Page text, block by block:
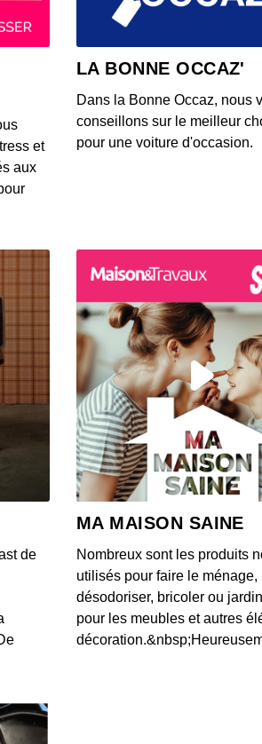
00:02:26
Voici
Une
Une
chez
Une
Unis
00:03:00
et
aux
LA BONNE OCCAZ'
Dans la Bonne Occaz, nous
conseillons sur le meilleur
pour une voiture d'occasion.
de
MA MAISON SAINE
Nombreux sont les produits
utilisés pour faire le ménage,
désodoriser, bricoler ou
pour les meubles et autres